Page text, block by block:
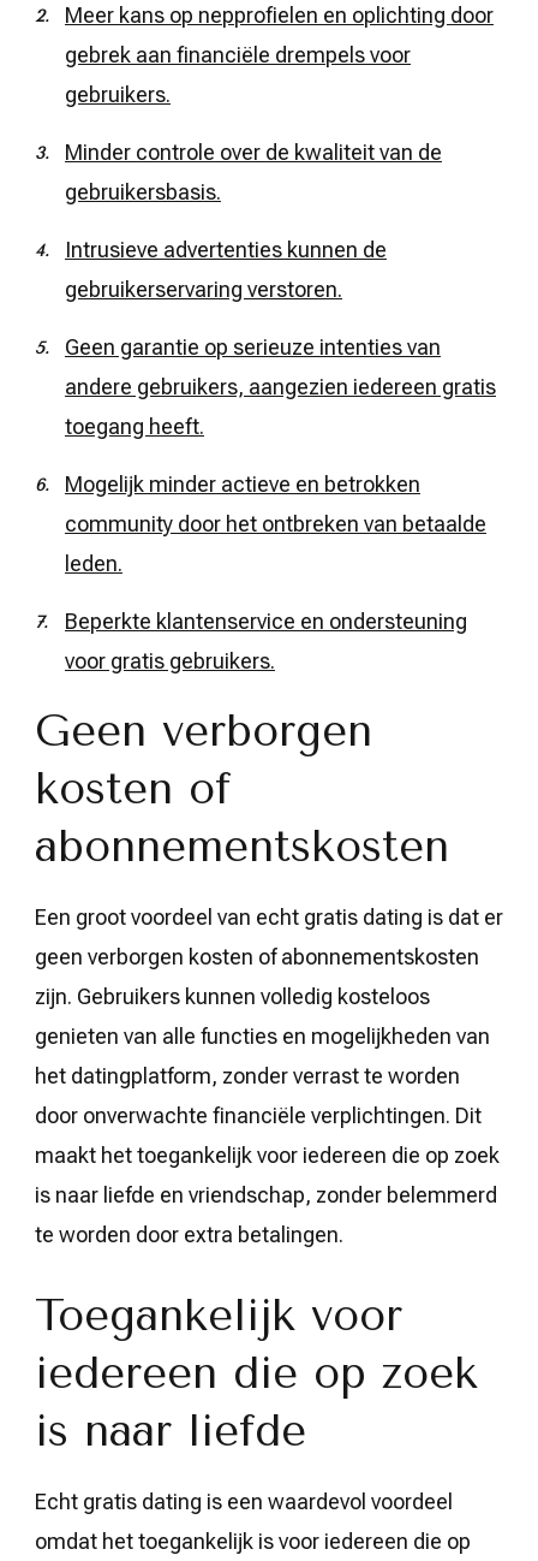
Meer kans op nepprofielen en oplichting door
gebrek aan financiële drempels voor
gebruikers.
Minder controle over de kwaliteit van de
gebruikersbasis.
Intrusieve advertenties kunnen de
gebruikerservaring verstoren.
Geen garantie op serieuze intenties van
andere gebruikers, aangezien iedereen gratis
toegang heeft.
Mogelijk minder actieve en betrokken
community door het ontbreken van betaalde
leden.
Beperkte klantenservice en ondersteuning
voor gratis gebruikers.
Geen verborgen
kosten of
abonnementskosten
Een groot voordeel van echt gratis dating is dat er
geen verborgen kosten of abonnementskosten
zijn. Gebruikers kunnen volledig kosteloos
genieten van alle functies en mogelijkheden van
het datingplatform, zonder verrast te worden
door onverwachte financiële verplichtingen. Dit
maakt het toegankelijk voor iedereen die op zoek
is naar liefde en vriendschap, zonder belemmerd
te worden door extra betalingen.
Toegankelijk voor
iedereen die op zoek
is naar liefde
Echt gratis dating is een waardevol voordeel
omdat het toegankelijk is voor iedereen die op